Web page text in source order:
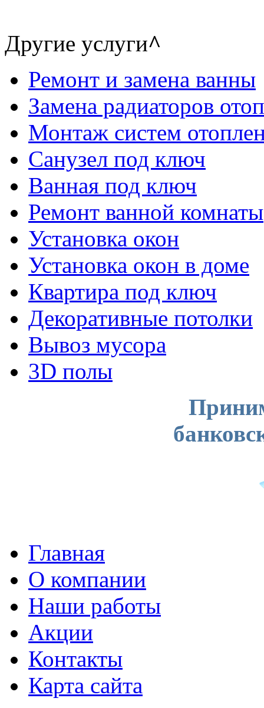
Другие услуги^
Ремонт и замена ванны
Замена радиаторов
Монтаж систем
Санузел под ключ
Ванная под ключ
Ремонт ванной комнаты
Установка окон
Установка окон в доме
Квартира под ключ
Декоративные потолки
Вывоз мусора
3D полы
Главная
О компании
Наши работы
Акции
Контакты
Карта сайта